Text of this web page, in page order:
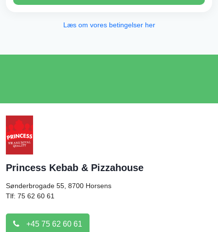
Læs om vores betingelser her
Princess Kebab & Pizzahouse
Sønderbrogade 55, 8700 Horsens
Tlf: 75 62 60 61
+45 75 62 60 61